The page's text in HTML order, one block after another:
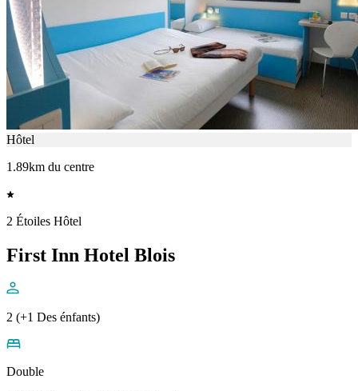
Hôtel
1.89km du centre
2 Étoiles Hôtel
First Inn Hotel Blois
2 (+1 Des énfants)
Double